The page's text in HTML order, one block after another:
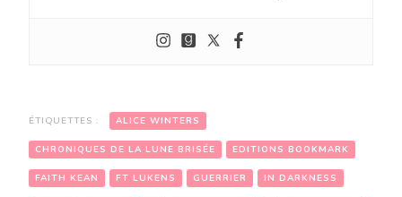
ÉTIQUETTES : ALICE WINTERS
CHRONIQUES DE LA LUNE BRISÉE EDITIONS BOOKMARK
FAITH KEAN FT LUKENS GUERRIER IN DARKNESS